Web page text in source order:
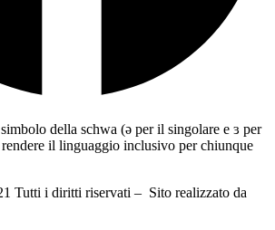
della schwa (ə per il singolare e ɜ per
il linguaggio inclusivo per chiunque
Tutti i diritti riservati – Sito realizzato da